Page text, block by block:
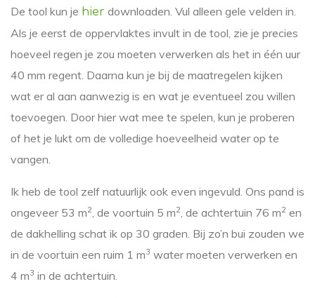
De tool kun je hier downloaden. Vul alleen gele velden in.
Als je eerst de oppervlaktes invult in de tool, zie je precies
hoeveel regen je zou moeten verwerken als het in één uur
40 mm regent. Daarna kun je bij de maatregelen kijken
wat er al aan aanwezig is en wat je eventueel zou willen
toevoegen. Door hier wat mee te spelen, kun je proberen
of het je lukt om de volledige hoeveelheid water op te
vangen.
Ik heb de tool zelf natuurlijk ook even ingevuld. Ons pand is
ongeveer 53 m2 , de voortuin 5 m2 , de achtertuin 76 m2 en
de dakhelling schat ik op 30 graden. Bij zo’n bui zouden we
in de voortuin een ruim 1 m3 water moeten verwerken en
4 m3 in de achtertuin.